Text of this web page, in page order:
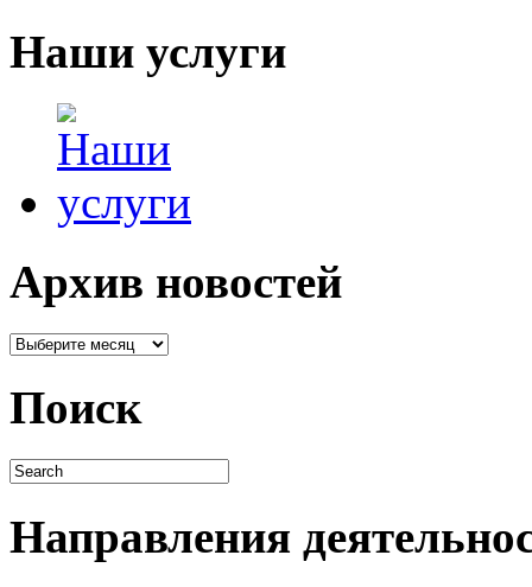
Наши услуги
Архив новостей
Поиск
Направления